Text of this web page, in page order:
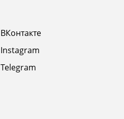
ВКонтакте
Instagram
Telegram